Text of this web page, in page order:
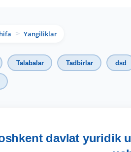
> Yangiliklar
Talabalar Tadbirlar dsd
davlat yuridik